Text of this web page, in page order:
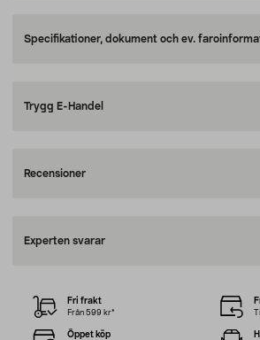
Specifikationer, dokument och ev.
Trygg E-Handel
Recensioner
Experten svarar
Fri frakt
Från 599 kr*
Öppet köp